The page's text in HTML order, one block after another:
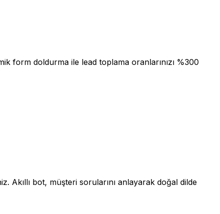
form doldurma ile lead toplama oranlarınızı %300
Akıllı bot, müşteri sorularını anlayarak doğal dilde